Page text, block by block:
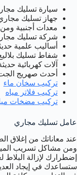
سيارة تسليك
جهاز تسليك
معدات أجنبية
شركة تسليك
أساليب علمية
شفاط تسليك
آلات كهربائية
أحدث صهريج
تركيب سخان ماء
تركيب فلاتر مياه
تركيب مضخات
عامل تسليك مجاري
عند معاناتك من إغلاق
ومن مشاكل تسريب
إضطرارك لإزالة
ستساعدك في إيجاد